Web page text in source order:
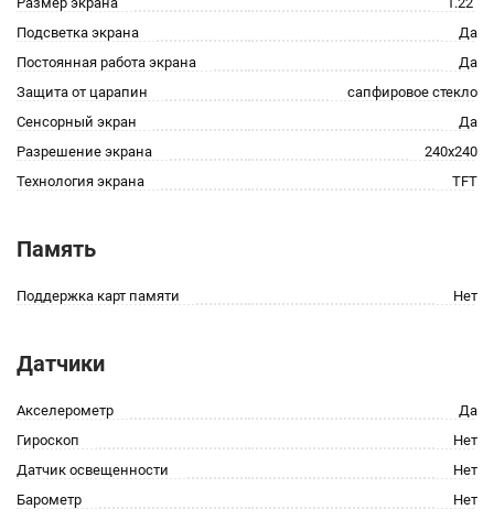
Подсветка экрана
Да
Постоянная работа экрана
Да
Защита от царапин
сапфировое стекло
Сенсорный экран
Да
Разрешение экрана
240x240
Технология экрана
TFT
Память
Поддержка карт памяти Нет
Датчики
Акселерометр
Да
Гироскоп
Нет
Датчик освещенности
Нет
Барометр
Нет